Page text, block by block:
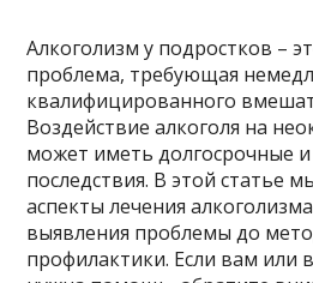
Алкоголизм у подростков –
проблема, требующая
квалифицированного
Воздействие алкоголя на
может иметь долгосрочные
последствия. В этой статье
аспекты лечения
выявления проблемы до
профилактики. Если вам или